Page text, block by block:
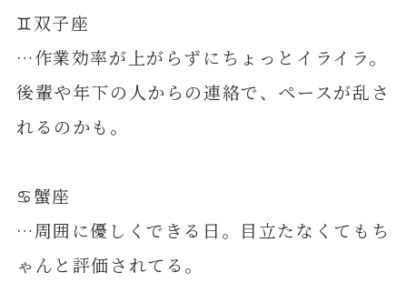
♊️双子座
…作業効率が上がらずにちょっとイライラ。
後輩や年下の人からの連絡で、ペースが乱さ
れるのかも。
♋️蟹座
…周囲に優しくできる日。目立たなくてもち
ゃんと評価されてる。